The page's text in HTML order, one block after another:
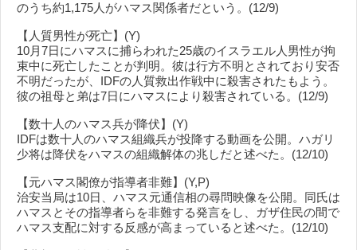
のうち約1,175人がハマス関係者だという。(12/9)
【人質男性が死亡】(Y)
10月7日にハマスに捕らわれた25歳のイスラエル人男性が拘
束中に死亡したことが判明。彼は行方不明とされており安否
不明だったが、IDFの人質救出作戦中に殺害されたもよう。
彼の祖母と弟は7日にハマスにより殺害されている。(12/9)
【数十人のハマス兵が降伏】(Y)
IDFは数十人のハマス組織兵が投降する動画を公開。ハガリ
少将は降伏をハマスの組織解体の兆しだと述べた。(12/10)
【元ハマス閣僚が指導者非難】(Y,P)
治安当局は10日、ハマス元通信相の尋問映像を公開。同氏は
ハマスとその指導者らを非難する発言をし、ガザ住民の間で
ハマス支配に対する反感が高まっていると述べた。(12/10)